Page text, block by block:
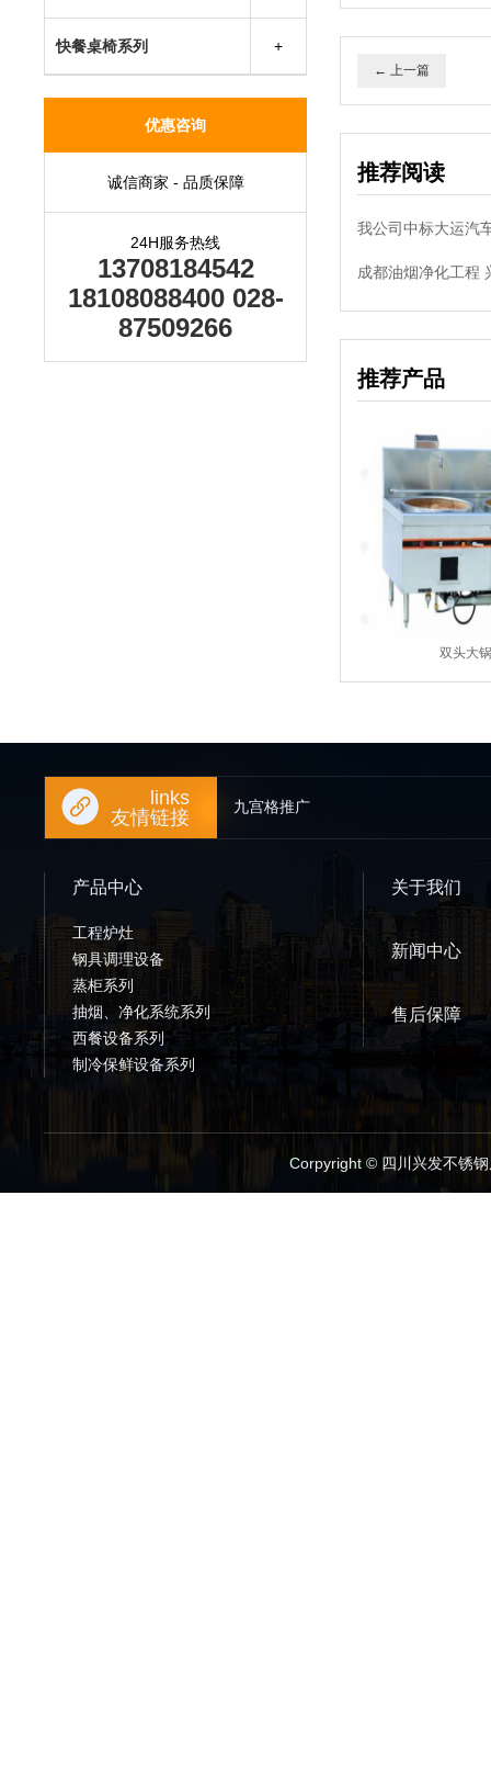
快餐桌椅系列
优惠咨询
诚信商家 - 品质保障
24H服务热线
13708184542
18108088400 028-
87509266
← 上一篇
推荐阅读
我公司中标大运汽
成都油烟净化工程
推荐产品
双头大
links
友情链接
九宫格推广
产品中心
工程炉灶
钢具调理设备
蒸柜系列
抽烟、净化系统系列
西餐设备系列
制冷保鲜设备系列
关于我们
新闻中心
售后保障
Corpyright © 四川兴发不锈